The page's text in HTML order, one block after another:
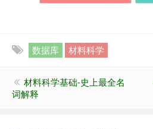
数据库 材料科学
材料科学基础-史上最全名
词解释